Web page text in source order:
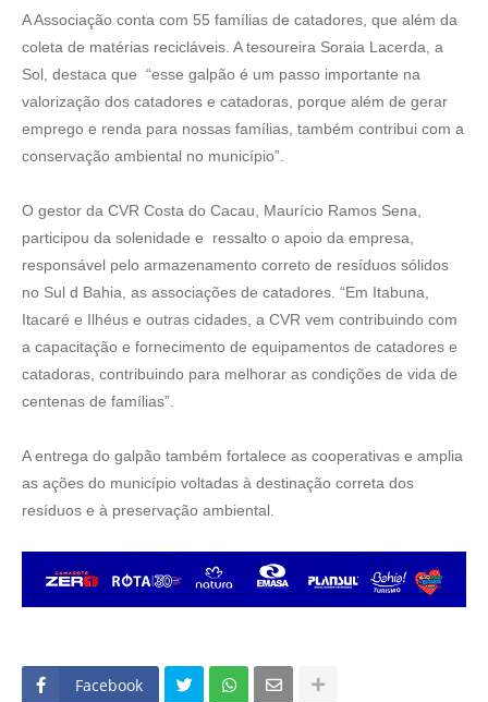
A Associação conta com 55 famílias de catadores, que além da
coleta de matérias recicláveis. A tesoureira Soraia Lacerda, a
Sol, destaca que “esse galpão é um passo importante na
valorização dos catadores e catadoras, porque além de gerar
emprego e renda para nossas famílias, também contribui com a
conservação ambiental no município”.
O gestor da CVR Costa do Cacau, Maurício Ramos Sena,
participou da solenidade e ressalto o apoio da empresa,
responsável pelo armazenamento correto de resíduos sólidos
no Sul d Bahia, as associações de catadores. “Em Itabuna,
Itacaré e Ilhéus e outras cidades, a CVR vem contribuindo com
a capacitação e fornecimento de equipamentos de catadores e
catadoras, contribuindo para melhorar as condições de vida de
centenas de famílias”.
A entrega do galpão também fortalece as cooperativas e amplia
as ações do município voltadas à destinação correta dos
resíduos e à preservação ambiental.
Facebook